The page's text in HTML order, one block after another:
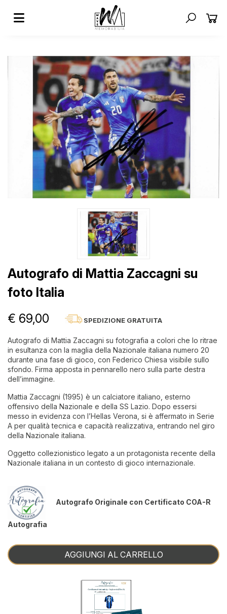
Autografo di Mattia Zaccagni su
foto Italia
€ 69,00 SPEDIZIONE GRATUITA
Autografo di Mattia Zaccagni su fotografia a colori che lo ritrae
in esultanza con la maglia della Nazionale italiana numero 20
durante una fase di gioco, con Federico Chiesa visibile sullo
sfondo. Firma apposta in pennarello nero sulla parte destra
dell’immagine.
Mattia Zaccagni (1995) è un calciatore italiano, esterno
offensivo della Nazionale e della SS Lazio. Dopo essersi
messo in evidenza con l’Hellas Verona, si è affermato in Serie
A per qualità tecnica e capacità realizzativa, entrando nel giro
della Nazionale italiana.
Oggetto collezionistico legato a un protagonista recente della
Nazionale italiana in un contesto di gioco internazionale.
Autografo Originale con Certificato COA-R
Autografia
AGGIUNGI AL CARRELLO